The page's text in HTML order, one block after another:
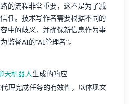
的流程非常重要，这不是为了减
任。技术写作者需要根据不同的
中的歧义，并确保新信息作为事
监督AI的“AI管理者”。
天机器人生成的响应
理完成任务的有效性，以体现文